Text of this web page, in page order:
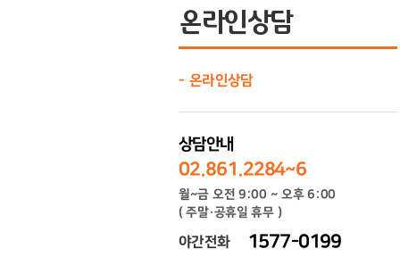
온라인상담
온라인상담
상담안내
02.861.2284~6
월~금 오전 9:00 ~ 오후 6:00
( 주말·공휴일 휴무 )
야간전화 1577-0199